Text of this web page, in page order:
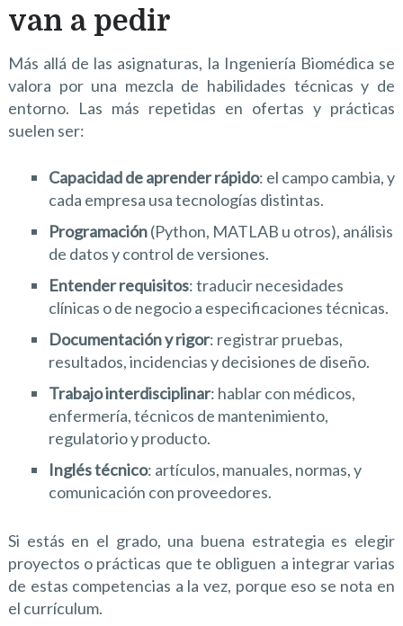
van a pedir
Más allá de las asignaturas, la Ingeniería Biomédica se
valora por una mezcla de habilidades técnicas y de
entorno. Las más repetidas en ofertas y prácticas
suelen ser:
Capacidad de aprender rápido: el campo cambia, y
cada empresa usa tecnologías distintas.
Programación(Python, MATLAB u otros), análisis
de datos y control de versiones.
Entender requisitos: traducir necesidades
clínicas o de negocio a especificaciones técnicas.
Documentación y rigor: registrar pruebas,
resultados, incidencias y decisiones de diseño.
Trabajo interdisciplinar: hablar con médicos,
enfermería, técnicos de mantenimiento,
regulatorio y producto.
Inglés técnico: artículos, manuales, normas, y
comunicación con proveedores.
Si estás en el grado, una buena estrategia es elegir
proyectos o prácticas que te obliguen a integrar varias
de estas competencias a la vez, porque eso se nota en
el currículum.